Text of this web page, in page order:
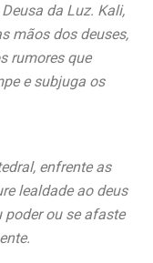
da Luz. Kali,
mãos dos deuses,
rumores que
e subjuga os
enfrente as
lealdade ao deus
poder ou se afaste